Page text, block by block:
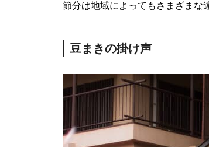
節分は地域によってもさまざまな
豆まきの掛け声